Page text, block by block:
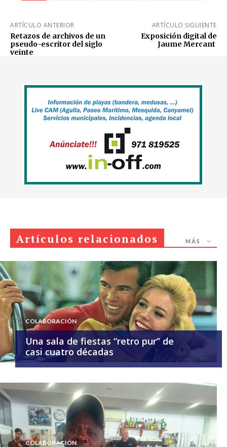
ARTÍCULO ANTERIOR
Retazos de archivos de un
pseudo-escritor del siglo
veinte
ARTÍCULO SIGUIENTE
Exposición digital de
Jaume Mercant
Artículos relacionados MÁS
COLABORACIÓN
Una sala de fiestas “retro pur” de
casi cuatro décadas
COLABORACIÓN